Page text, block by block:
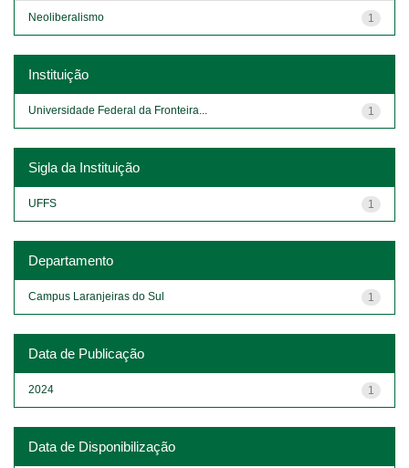
1
Neoliberalismo
Instituição
1
Universidade Federal da Fronteira...
Sigla da Instituição
1
UFFS
Departamento
1
Campus Laranjeiras do Sul
Data de Publicação
1
2024
Data de Disponibilização